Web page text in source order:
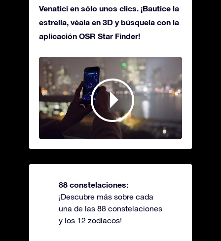
Venatici en sólo unos clics. ¡Bautice la
estrella, véala en 3D y búsquela con la
aplicación OSR Star Finder!
88 constelaciones:
¡Descubre más sobre cada
una de las 88 constelaciones
y los 12 zodíacos!